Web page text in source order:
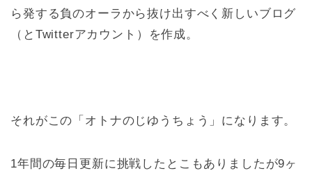
ら発する負のオーラから抜け出すべく新しいブログ
（とTwitterアカウント）を作成。
それがこの「オトナのじゆうちょう」になります。
1年間の毎日更新に挑戦したとこもありましたが9ヶ